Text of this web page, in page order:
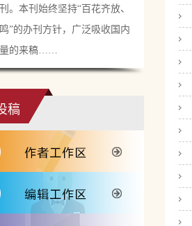
。本刊始终坚持“百花齐放、
”的办刊方针，广泛吸收国内
量的来稿……
稿